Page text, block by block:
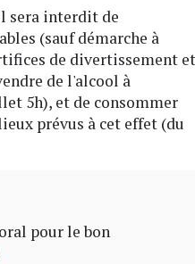
sera interdit de
(sauf démarche à
de divertissement et
de l'alcool à
5h), et de consommer
prévus à cet effet (du
pour le bon